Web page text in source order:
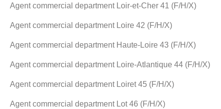
Agent commercial department Loir-et-Cher 41 (F/H/X)
Agent commercial department Loire 42 (F/H/X)
Agent commercial department Haute-Loire 43 (F/H/X)
Agent commercial department Loire-Atlantique 44 (F/H/X)
Agent commercial department Loiret 45 (F/H/X)
Agent commercial department Lot 46 (F/H/X)